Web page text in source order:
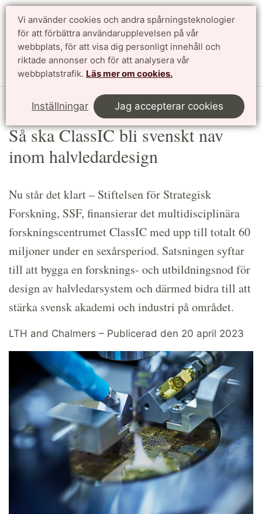
Vi använder cookies och andra spårningsteknologier
för att förbättra användarupplevelsen på vår
webbplats, för att visa dig personligt innehåll och
riktade annonser och för att analysera vår
webbplatstrafik. Läs mer om cookies.
Inställningar Jag accepterar cookies
Sök
Så ska ClassIC bli svenskt nav
inom halvledardesign
Nu står det klart – Stiftelsen för Strategisk
Forskning, SSF, finansierar det multidisciplinära
forskningscentrumet ClassIC med upp till totalt 60
miljoner under en sexårsperiod. Satsningen syftar
till att bygga en forsknings- och utbildningsnod för
design av halvledarsystem och därmed bidra till att
stärka svensk akademi och industri på området.
LTH and Chalmers – Publicerad den 20 april 2023